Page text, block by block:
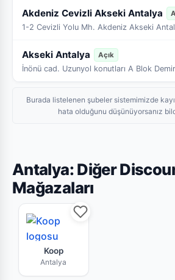
Akdeniz Cevizli Akseki Antalya
1-2 Cevizli Yolu Mh. Akdeniz Akseki
Akseki Antalya Açık
Burada listelenen şubeler sistemimizde
hata olduğunu düşünüyorsanız
Antalya: Diğer
Mağazaları
Koop Antalya
Koop
Antalya